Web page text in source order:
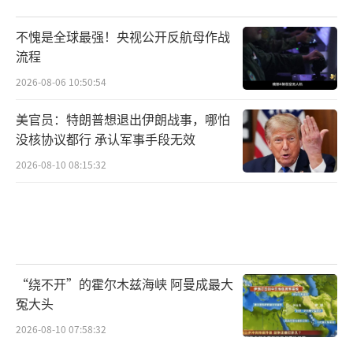
不愧是全球最强！央视公开反航母作战
流程
2026-08-06 10:50:54
美官员：特朗普想退出伊朗战事，哪怕
没核协议都行 承认军事手段无效
2026-08-10 08:15:32
“绕不开”的霍尔木兹海峡 阿曼成最大
冤大头
2026-08-10 07:58:32